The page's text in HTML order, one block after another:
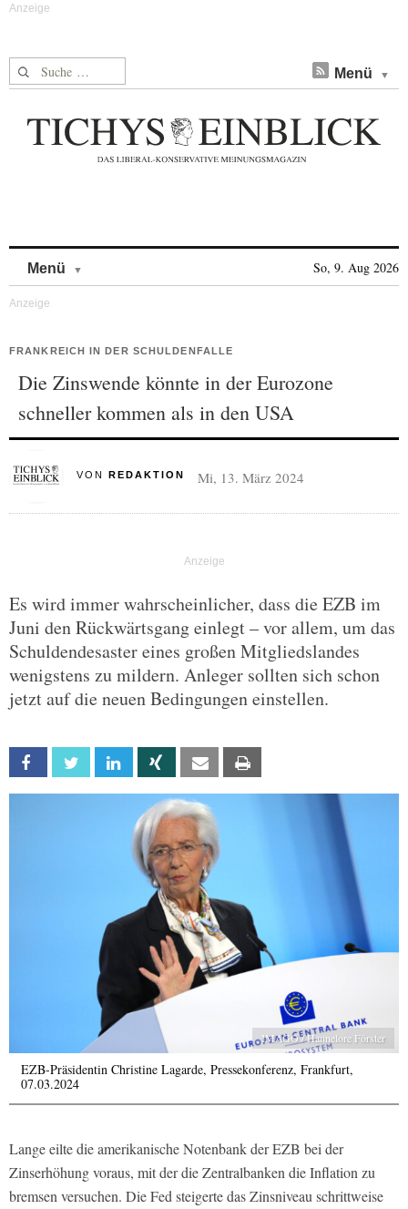
Suche nach: Menü
Menü So, 9. Aug 2026
FRANKREICH IN DER SCHULDENFALLE
Die Zinswende könnte in der Eurozone
schneller kommen als in den USA
VON REDAKTION Mi, 13. März 2024
Es wird immer wahrscheinlicher, dass die EZB im
Juni den Rückwärtsgang einlegt – vor allem, um das
Schuldendesaster eines großen Mitgliedslandes
wenigstens zu mildern. Anleger sollten sich schon
jetzt auf die neuen Bedingungen einstellen.
Facebook Twitter Linkedin Xing Email
IMAGO / Hannelore Förster
EZB-Präsidentin Christine Lagarde, Pressekonferenz, Frankfurt,
07.03.2024
Lange eilte die amerikanische Notenbank der EZB bei der
Zinserhöhung voraus, mit der die Zentralbanken die Inflation zu
bremsen versuchen. Die Fed steigerte das Zinsniveau schrittweise